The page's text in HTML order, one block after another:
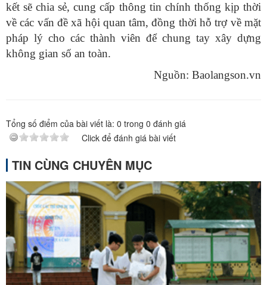
kết sẽ chia sẻ, cung cấp thông tin chính thống kịp thời
về các vấn đề xã hội quan tâm, đồng thời hỗ trợ về mặt
pháp lý cho các thành viên để chung tay xây dựng
không gian số an toàn.
Nguồn: Baolangson.vn
Tổng số điểm của bài viết là: 0 trong 0 đánh giá
Click để đánh giá bài viết
TIN CÙNG CHUYÊN MỤC